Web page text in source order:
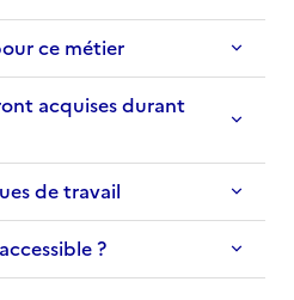
ce métier
acquises durant
de travail
?